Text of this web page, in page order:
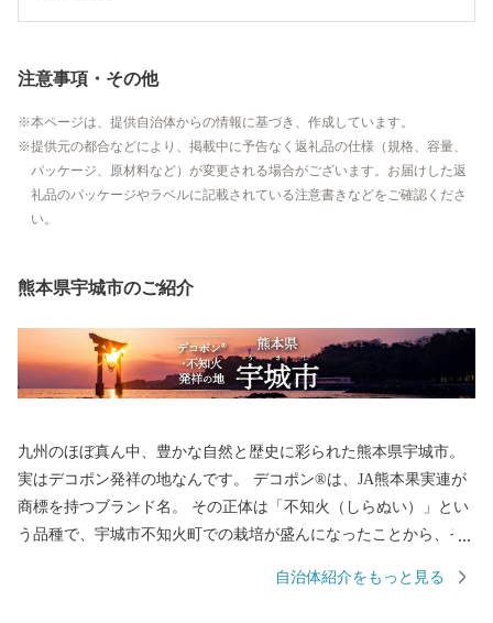
注意事項・その他
本ページは、提供自治体からの情報に基づき、作成しています。
提供元の都合などにより、掲載中に予告なく返礼品の仕様（規格、容量、
パッケージ、原材料など）が変更される場合がございます。お届けした返
礼品のパッケージやラベルに記載されている注意書きなどをご確認くださ
い。
熊本県宇城市のご紹介
九州のほぼ真ん中、豊かな自然と歴史に彩られた熊本県宇城市。
実はデコポン発祥の地なんです。 デコポン®は、JA熊本果実連が
商標を持つブランド名。 その正体は「不知火（しらぬい）」とい
う品種で、宇城市不知火町での栽培が盛んになったことから、そ
軽に食べられる手頃さから、地元でも全国でも大人気。まさに“柑
自治体紹介をもっと見る